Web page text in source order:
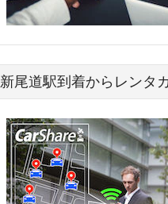
新尾道駅到着からレンタ